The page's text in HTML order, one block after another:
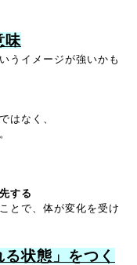
味
うイメージが強いかも
はなく、
する
とで、体が変化を受け
状態」をつく